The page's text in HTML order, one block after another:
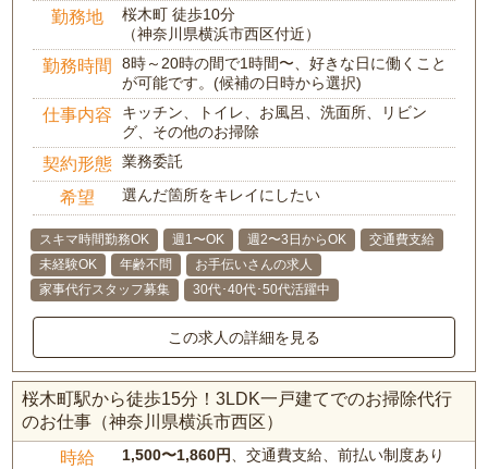
勤務地
桜木町 徒歩10分
（神奈川県横浜市西区付近）
勤務時間
8時～20時の間で1時間〜、好きな日に働くこと
が可能です。(候補の日時から選択)
仕事内容
キッチン、トイレ、お風呂、洗面所、リビン
グ、その他のお掃除
契約形態 業務委託
希望 選んだ箇所をキレイにしたい
スキマ時間勤務OK 週1〜OK 週2〜3日からOK
交通費支給
未経験OK
年齢不問
お手伝いさんの求人
家事代行スタッフ募集
30代･40代･50代活躍中
この求人の詳細を見る
桜木町駅から徒歩15分！3LDK一戸建てでのお掃除代行
のお仕事（神奈川県横浜市西区）
時給 1,500〜1,860円、交通費支給、前払い制度あり